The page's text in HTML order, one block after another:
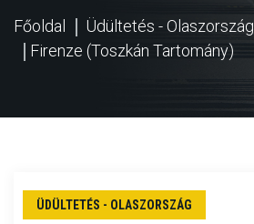
Főoldal
Üdültetés - Olaszország
Firenze (Toszkán Tartomány)
ÜDÜLTETÉS - OLASZORSZÁG